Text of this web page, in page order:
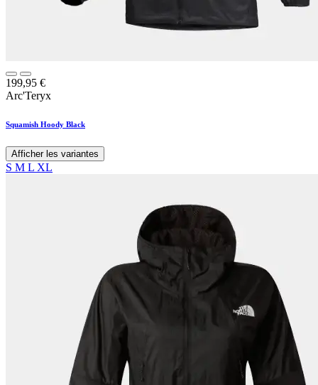
199,95 €
Arc'Teryx
Squamish Hoody Black
Afficher les variantes
S M L XL